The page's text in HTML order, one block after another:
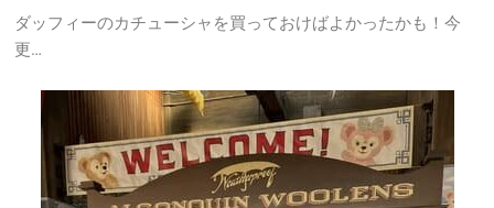
ダッフィーのカチューシャを買っておけばよかったかも！今
更…